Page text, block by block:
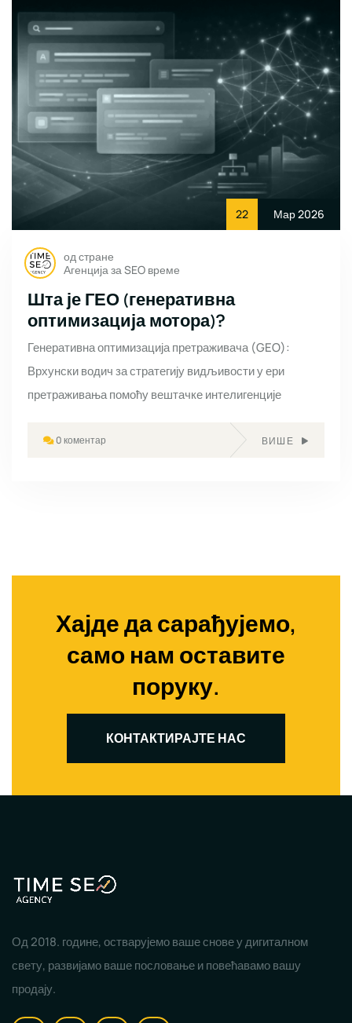
22 Мар 2026
од стране
Агенција за SEO време
Шта је ГЕО (генеративна
оптимизација мотора)?
Генеративна оптимизација претраживача (GEO):
Врхунски водич за стратегију видљивости у ери
претраживања помоћу вештачке интелигенције
0 коментар ВИШЕ
Хајде да сарађујемо,
само нам оставите
поруку.
КОНТАКТИРАЈТЕ НАС
Од 2018. године, остварујемо ваше снове у дигиталном
свету, развијамо ваше пословање и повећавамо вашу
продају.